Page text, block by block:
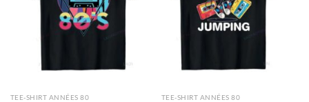
TEE-SHIRT ANNÉES 80 TEE-SHIRT ANNÉES 80